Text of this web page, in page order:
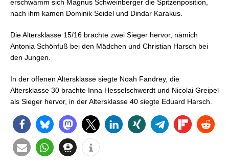
erschwamm sich Magnus Schweinberger die Spitzenposition,
nach ihm kamen Dominik Seidel und Dindar Karakus.
Die Altersklasse 15/16 brachte zwei Sieger hervor, nämich
Antonia Schönfuß bei den Mädchen und Christian Harsch bei
den Jungen.
In der offenen Altersklasse siegte Noah Fandrey, die
Altersklasse 30 brachte Inna Hesselschwerdt und Nicolai Greipel
als Sieger hervor, in der Altersklasse 40 siegte Eduard Harsch.